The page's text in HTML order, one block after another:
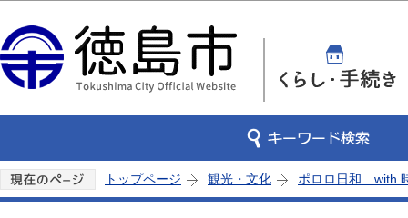
トップページ 観光・文化 ポロロ日和 with